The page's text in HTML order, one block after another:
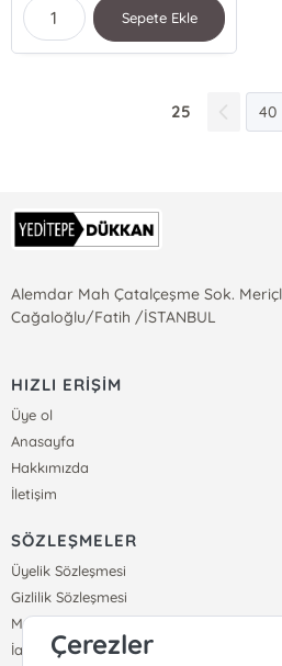
Sepete Ekle
25
Alemdar Mah Çatalçeşme Sok.
Cağaloğlu/Fatih /İSTANBUL
HIZLI ERİŞİM
Üye ol
Anasayfa
Hakkımızda
İletişim
SÖZLEŞMELER
Üyelik Sözleşmesi
Gizlilik Sözleşmesi
Mesafeli Satış Sözleşmesi
İade ve Teslimat Koşulları
Çerezler